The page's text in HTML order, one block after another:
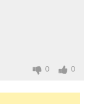
0 0